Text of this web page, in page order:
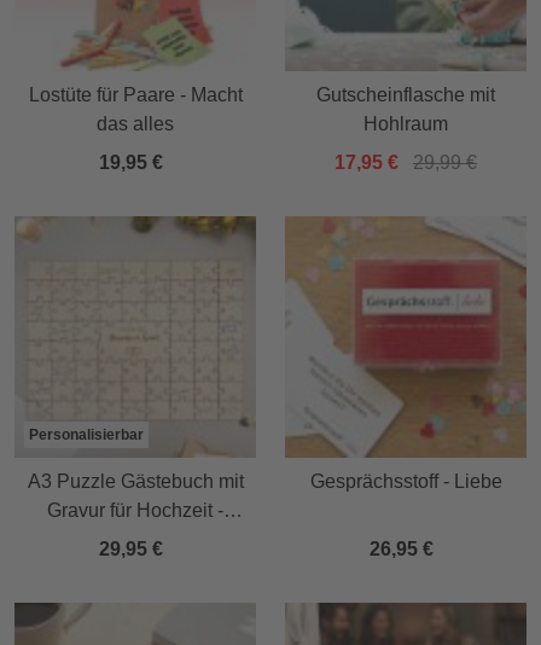
Lostüte für Paare - Macht
das alles
19,95 €
Gutscheinflasche mit
Hohlraum
17,95 €
29,99 €
Personalisierbar
A3 Puzzle Gästebuch mit
Gravur für Hochzeit -
Herzen
29,95 €
Gesprächsstoff - Liebe
26,95 €